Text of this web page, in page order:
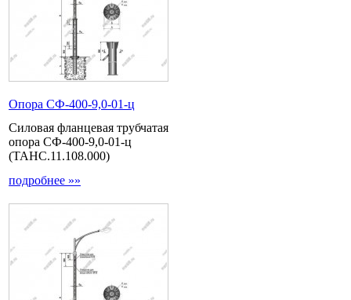
Опора СФ-400-9,0-01-ц
Силовая фланцевая трубчатая
опора СФ-400-9,0-01-ц
(ТАНС.11.108.000)
подробнее »»